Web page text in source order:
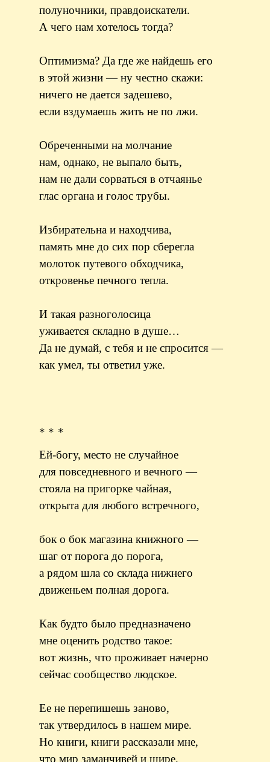
полуночники, правдоискатели.
А чего нам хотелось тогда?
Оптимизма? Да где же найдешь его
в этой жизни — ну честно скажи:
ничего не дается задешево,
если вздумаешь жить не по лжи.
Обреченными на молчание
нам, однако, не выпало быть,
нам не дали сорваться в отчаянье
глас органа и голос трубы.
Избирательна и находчива,
память мне до сих пор сберегла
молоток путевого обходчика,
откровенье печного тепла.
И такая разноголосица
уживается складно в душе…
Да не думай, с тебя и не спросится —
как умел, ты ответил уже.
* * *
Ей-богу, место не случайное
для повседневного и вечного —
стояла на пригорке чайная,
открыта для любого встречного,
бок о бок магазина книжного —
шаг от порога до порога,
а рядом шла со склада нижнего
движеньем полная дорога.
Как будто было предназначено
мне оценить родство такое:
вот жизнь, что проживает начерно
сейчас сообщество людское.
Ее не перепишешь заново,
так утвердилось в нашем мире.
Но книги, книги рассказали мне,
что мир заманчивей и шире.